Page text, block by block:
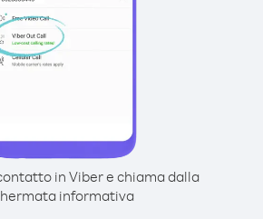
in Viber e chiama dalla
informativa